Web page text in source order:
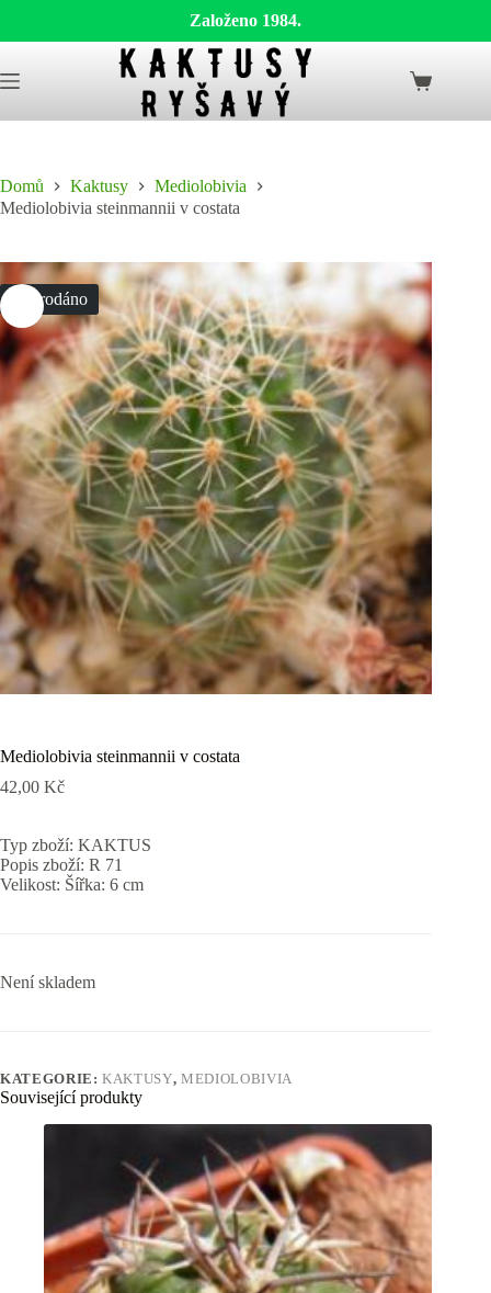
Založeno 1984.
to
content
Shopping
Domů Kaktusy
Mediolobivia
Mediolobivia steinmannii v costata
Vyprodáno
Mediolobivia steinmannii v costata
42,00 Kč
Typ zboží: KAKTUS
Popis zboží: R 71
Velikost: Šířka: 6 cm
Není skladem
KATEGORIE:KAKTUSY,MEDIOLOBIVIA
Související produkty